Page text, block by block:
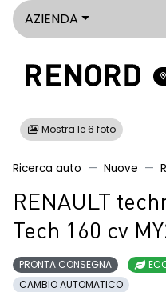
AZIENDA
Mostra le 6 foto
Ricerca auto Nuove
RENAULT
Tech 160 cv
PRONTA CONSEGNA
CAMBIO AUTOMATICO